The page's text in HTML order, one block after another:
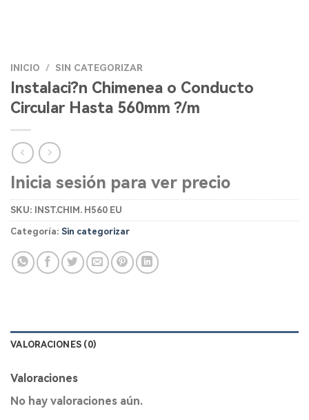
INICIO / SIN CATEGORIZAR
Instalaci?n Chimenea o Conducto
Circular Hasta 560mm ?/m
Inicia sesión para ver precio
SKU: INST.CHIM. H560 EU
Categoría: Sin categorizar
VALORACIONES (0)
Valoraciones
No hay valoraciones aún.